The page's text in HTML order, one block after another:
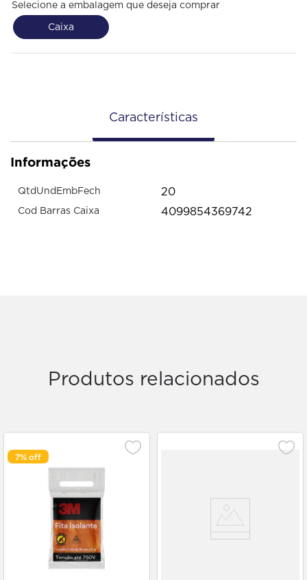
Selecione a embalagem que deseja comprar
Caixa
Características
Informações
QtdUndEmbFech 20
Cod Barras Caixa 4099854369742
Produtos relacionados
7%